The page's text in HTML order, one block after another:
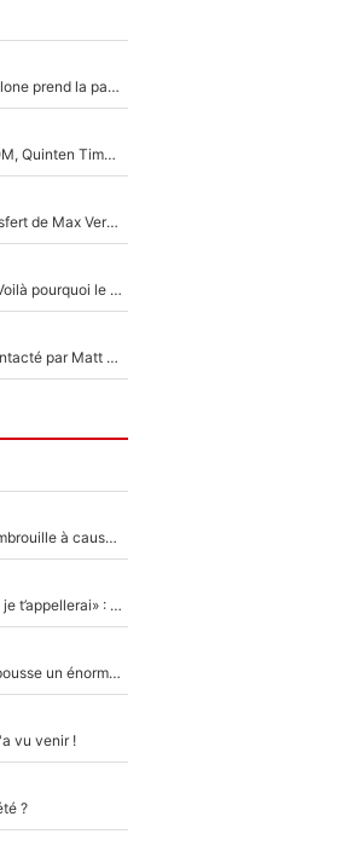
Ferran Torres a dit oui au PSG : Le FC Barcelone prend la parole alors qu'un transfert de l'attaquant espagnol prend forme
En plein cauchemar après son transfert à l'OM, Quinten Timber raconte ses doutes après sa signature à Marseille
F1 - Une légende de McLaren refuse le transfert de Max Verstappen qui pourrait «faire des vagues» et plomber l'ambiance dans l'équipe
Yan Diomandé était trop cher pour le PSG : Voilà pourquoi le Real Madrid a accepté de payer la somme record de 140M€ pour boucler son transfert !
De l'équipe de France à The Voice Kids : Contacté par Matt Pokora, Kylian Mbappé a accepté de jouer un rôle inédit sur TF1 !
«Détester à vie», Stéphane Guy dans une embrouille à cause du PSG !
Mercato - OM - «Dès que je prends un club, je t’appellerai» : La promesse de Marcelino au moment de claquer la porte
Victime de racisme contre Murray, Kyrgios pousse un énorme coup de gueule !
vu venir !
?